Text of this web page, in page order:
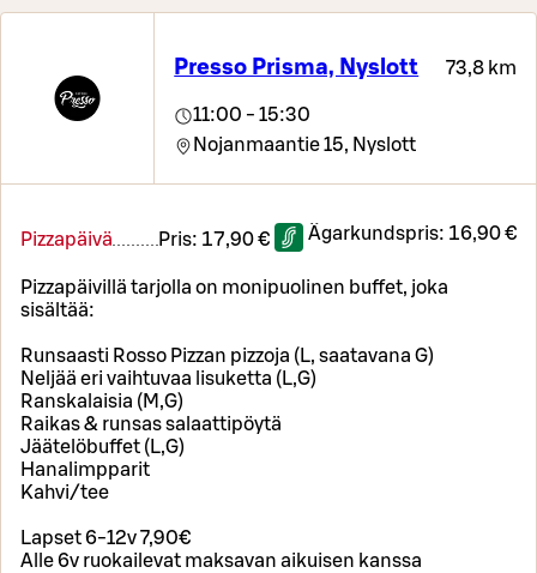
Presso Prisma, Nyslott 73,8 km
11:00 - 15:30
Nojanmaantie 15, Nyslott
Pizzapäivä Pris: 17,90 € Ägarkundspris: 16,90 €
Pizzapäivillä tarjolla on monipuolinen buffet, joka
sisältää:
Runsaasti Rosso Pizzan pizzoja (L, saatavana G)
Neljää eri vaihtuvaa lisuketta (L,G)
Ranskalaisia (M,G)
Raikas & runsas salaattipöytä
Jäätelöbuffet (L,G)
Hanalimpparit
Kahvi/tee
Lapset 6-12v 7,90€
Alle 6v ruokailevat maksavan aikuisen kanssa